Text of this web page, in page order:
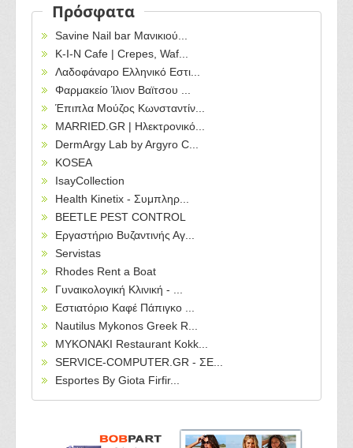
Πρόσφατα
Savine Nail bar Μανικιού...
Κ-Ι-Ν Cafe | Crepes, Waf...
Λαδοφάναρο Ελληνικό Εστι...
Φαρμακείο Ίλιον Βαϊτσου ...
Έπιπλα Μούζος Κωνσταντίν...
MARRIED.GR | Ηλεκτρονικό...
DermArgy Lab by Argyro C...
KOSEA
IsayCollection
Health Kinetix - Συμπληρ...
BEETLE PEST CONTROL
Εργαστήριο Βυζαντινής Αγ...
Servistas
Rhodes Rent a Boat
Γυναικολογική Κλινική - ...
Εστιατόριο Καφέ Πάπιγκο ...
Nautilus Mykonos Greek R...
MYKONAKI Restaurant Kokk...
SERVICE-COMPUTER.GR - ΣΕ...
Esportes By Giota Firfir...